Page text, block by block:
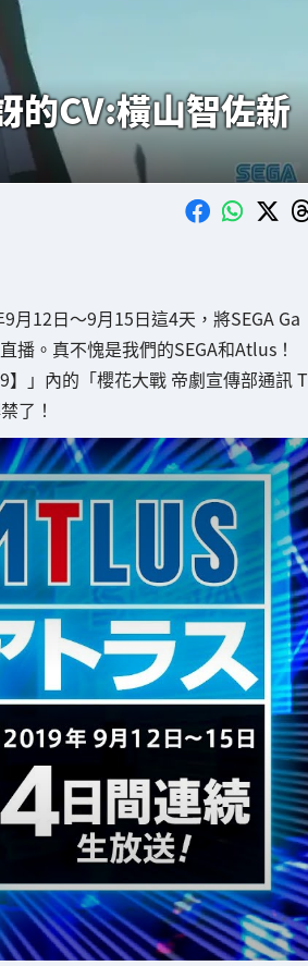
的CV:橫山智佐新
月12日～9月15日這4天，將SEGA Ga
。真不愧是我們的SEGA和Atlus！
」內的「櫻花大戰 帝劇宣傳部通訊 T
了！